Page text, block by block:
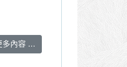
多內容 …